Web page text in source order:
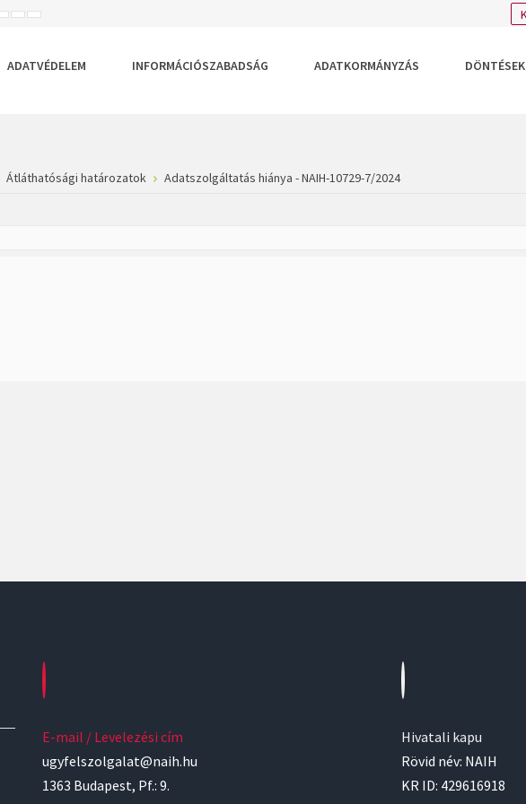
KISEBB
ALAPÉRTELMEZETT
NAGYOBB
ADATVÉDELEM INFORMÁCIÓSZABADSÁG ADATKORMÁNYZÁS DÖNTÉSEK
Átláthatósági határozatok Adatszolgáltatás hiánya - NAIH-10729-7/2024
E-mail / Levelezési cím
ugyfelszolgalat@naih.hu
1363 Budapest, Pf.: 9.
Hivatali kapu
Rövid név: NAIH
KR ID: 429616918